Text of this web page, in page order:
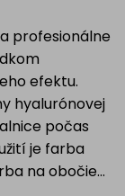
profesionálne
efektu.
hyalurónovej
počas
je farba
na obočie...